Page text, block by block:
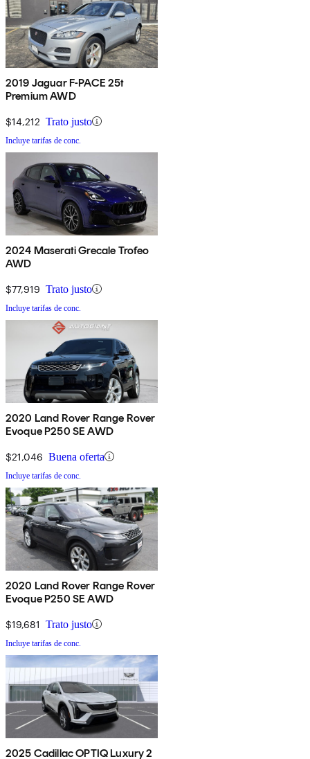
2019 Jaguar F-PACE 25t
Premium AWD
$14,212 Trato justo
Incluye tarifas de conc.
2024 Maserati Grecale Trofeo
AWD
$77,919 Trato justo
Incluye tarifas de conc.
2020 Land Rover Range Rover
Evoque P250 SE AWD
$21,046 Buena oferta
Incluye tarifas de conc.
2020 Land Rover Range Rover
Evoque P250 SE AWD
$19,681 Trato justo
Incluye tarifas de conc.
2025 Cadillac OPTIQ Luxury 2